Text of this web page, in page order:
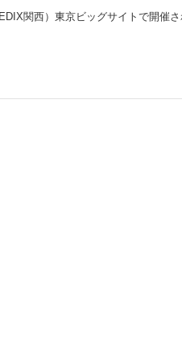
関西）東京ビッグサイトで開催